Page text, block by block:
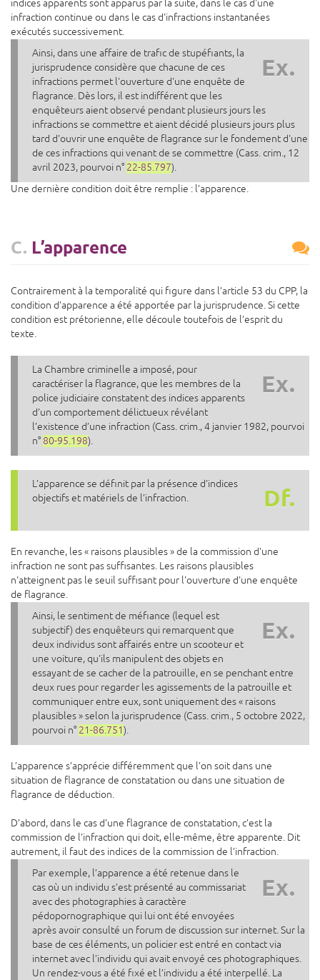
indices apparents sont apparus par la suite, dans le cas d'une
infraction continue ou dans le cas d'infractions instantanées
exécutés successivement.
Ex.
Ainsi, dans une affaire de trafic de stupéfiants, la
jurisprudence considère que chacune de ces
infractions permet l'ouverture d'une enquête de
flagrance. Dès lors, il est indifférent que les
enquêteurs aient observé pendant plusieurs jours les
infractions se commettre et aient décidé plusieurs jours plus
tard d'ouvrir une enquête de flagrance sur le fondement d'une
de ces infractions qui venant de se commettre (Cass. crim., 12
avril 2023, pourvoi n° 22-85.797).
Une dernière condition doit être remplie : l’apparence.
C. L’apparence
Contrairement à la temporalité qui figure dans l’article 53 du CPP, la
condition d’apparence a été apportée par la jurisprudence. Si cette
condition est prétorienne, elle découle toutefois de l’esprit du
texte.
Ex.
La Chambre criminelle a imposé, pour
caractériser la flagrance, que les membres de la
police judiciaire constatent des indices apparents
d’un comportement délictueux révélant
l’existence d’une infraction (Cass. crim., 4 janvier 1982, pourvoi
n° 80-95.198).
Df.
L’apparence se définit par la présence d’indices
objectifs et matériels de l’infraction.
En revanche, les « raisons plausibles » de la commission d'une
infraction ne sont pas suffisantes. Les raisons plausibles
n'atteignent pas le seuil suffisant pour l'ouverture d'une enquête
de flagrance.
Ex.
Ainsi, le sentiment de méfiance (lequel est
subjectif) des enquêteurs qui remarquent que
deux individus sont affairés entre un scooteur et
une voiture, qu'ils manipulent des objets en
essayant de se cacher de la patrouille, en se penchant entre
deux rues pour regarder les agissements de la patrouille et
communiquer entre eux, sont uniquement des « raisons
plausibles » selon la jurisprudence (Cass. crim., 5 octobre 2022,
pourvoi n° 21-86.751).
L’apparence s’apprécie différemment que l’on soit dans une
situation de flagrance de constatation ou dans une situation de
flagrance de déduction.
D’abord, dans le cas d’une flagrance de constatation, c’est la
commission de l’infraction qui doit, elle-même, être apparente. Dit
autrement, il faut des indices de la commission de l’infraction.
Ex.
Par exemple, l’apparence a été retenue dans le
cas où un individu s’est présenté au commissariat
avec des photographies à caractère
pédopornographique qui lui ont été envoyées
après avoir consulté un forum de discussion sur internet. Sur la
base de ces éléments, un policier est entré en contact via
internet avec l’individu qui avait envoyé ces photographiques.
Un rendez-vous a été fixé et l’individu a été interpellé. La